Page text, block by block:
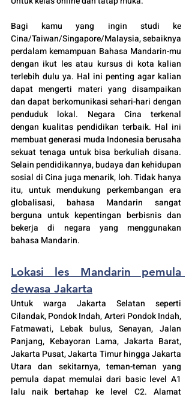
Bagi kamu yang ingin studi ke
Cina/Taiwan/Singapore/Malaysia, sebaiknya
perdalam kemampuan Bahasa Mandarin-mu
dengan ikut les atau kursus di kota kalian
terlebih dulu ya. Hal ini penting agar kalian
dapat mengerti materi yang disampaikan
dan dapat berkomunikasi sehari-hari dengan
penduduk lokal. Negara Cina terkenal
dengan kualitas pendidikan terbaik. Hal ini
membuat generasi muda Indonesia berusaha
sekuat tenaga untuk bisa berkuliah disana.
Selain pendidikannya, budaya dan kehidupan
sosial di Cina juga menarik, loh. Tidak hanya
itu, untuk mendukung perkembangan era
globalisasi, bahasa Mandarin sangat
berguna untuk kepentingan berbisnis dan
bekerja di negara yang menggunakan
bahasa Mandarin.
Lokasi les Mandarin pemula
dewasa Jakarta
Untuk warga Jakarta Selatan seperti
Cilandak, Pondok Indah, Arteri Pondok Indah,
Fatmawati, Lebak bulus, Senayan, Jalan
Panjang, Kebayoran Lama, Jakarta Barat,
Jakarta Pusat, Jakarta Timur hingga Jakarta
Utara dan sekitarnya, teman-teman yang
pemula dapat memulai dari basic level A1